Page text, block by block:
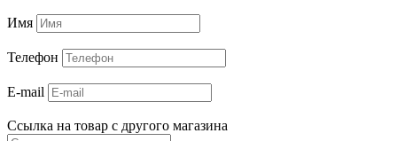
Имя
Телефон
E-mail
Ссылка на товар с другого магазина